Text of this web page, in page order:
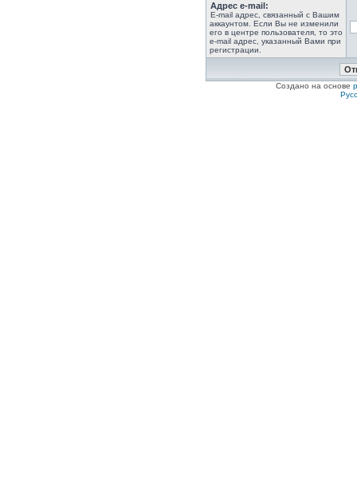
Адрес e-mail:
E-mail адрес, связанный с Вашим
аккаунтом. Если Вы не изменили
его в центре пользователя, то это
e-mail адрес, указанный Вами при
регистрации.
Создано на основе